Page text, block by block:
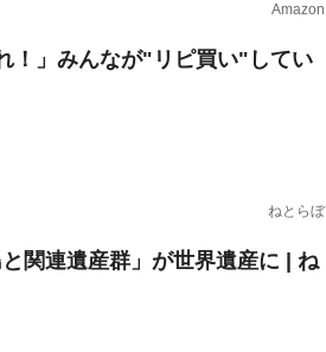
Amazon
！」みんなが"リピ買い"してい
ねとらぼ
関連遺産群」が世界遺産に | ね